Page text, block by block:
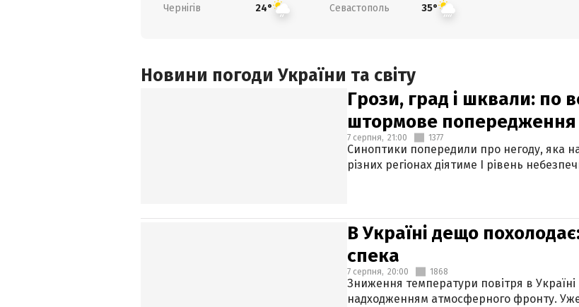
Чернігів 24° Севастополь 35°
Новини погоди України та світу
Грози, град і шквали: по
штормове попередження
7 серпня, 21:00 1377
Синоптики попередили про негоду, яка
різних регіонах діятиме І рівень
В Україні дещо
спека
7 серпня, 20:00 1868
Зниження температури повітря в Україні
надходженням атмосферного фронту.